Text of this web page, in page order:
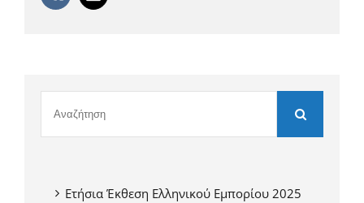
Ετήσια Έκθεση Ελληνικού Εμπορίου 2025